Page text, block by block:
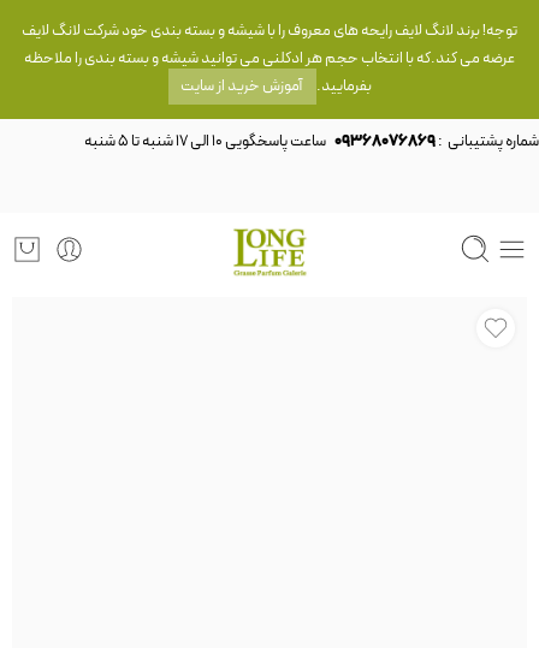
توجه! برند لانگ لایف رایحه های معروف را با شیشه و بسته بندی خود شرکت لانگ لایف
عرضه می کند.که با انتخاب حجم هر ادکلنی می توانید شیشه و بسته بندی را ملاحظه
بفرمایید. آموزش خرید از سایت
شماره پشتیبانی :09368076869